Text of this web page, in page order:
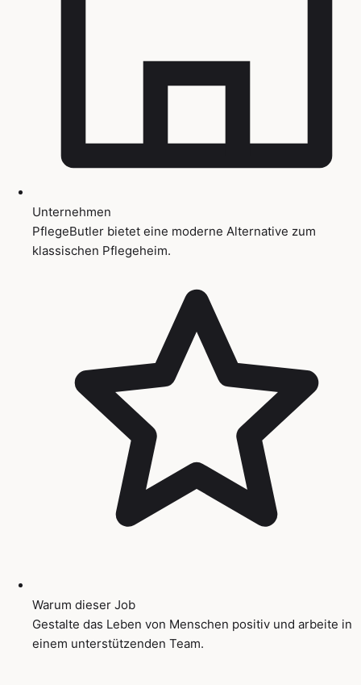
Unternehmen
PflegeButler bietet eine moderne Alternative zum
klassischen Pflegeheim.
Warum dieser Job
Gestalte das Leben von Menschen positiv und arbeite in
einem unterstützenden Team.